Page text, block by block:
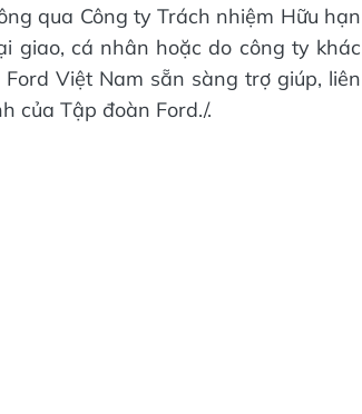
qua Công ty Trách nhiệm Hữu hạn
giao, cá nhân hoặc do công ty khác
Việt Nam sẵn sàng trợ giúp, liên
của Tập đoàn Ford./.